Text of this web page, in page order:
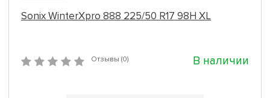
Sonix WinterXpro 888 225/50 R17 98H XL
Отзывы (0) В наличии